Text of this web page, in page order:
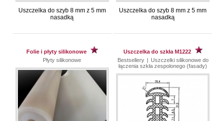
Uszczelka do szyb 8 mm z 5 mm
nasadką
Uszczelka do szyb 8 mm z 5 mm
nasadką
Folie i płyty silikonowe
Płyty silikonowe
Uszczelka do szkła M1222
Bestsellery | Uszczelki silikonowe do
łączenia szkła zespolonego (fasady)